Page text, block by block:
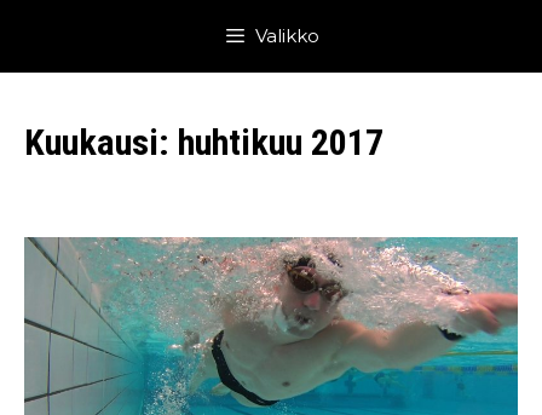
Valikko
Kuukausi: huhtikuu 2017